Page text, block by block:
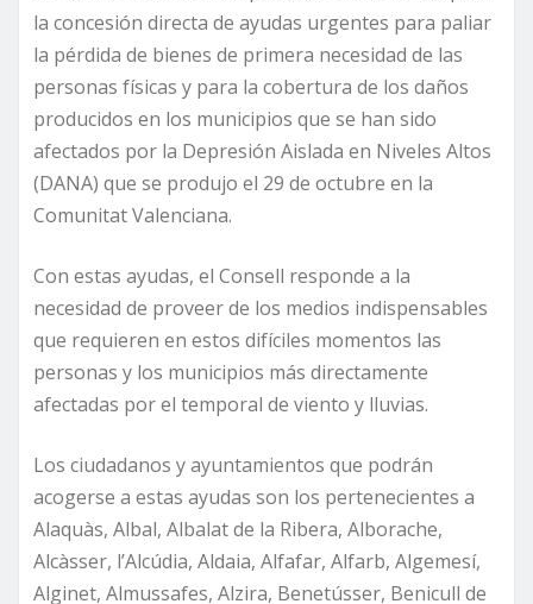
la concesión directa de ayudas urgentes para paliar
la pérdida de bienes de primera necesidad de las
personas físicas y para la cobertura de los daños
producidos en los municipios que se han sido
afectados por la Depresión Aislada en Niveles Altos
(DANA) que se produjo el 29 de octubre en la
Comunitat Valenciana.
Con estas ayudas, el Consell responde a la
necesidad de proveer de los medios indispensables
que requieren en estos difíciles momentos las
personas y los municipios más directamente
afectadas por el temporal de viento y lluvias.
Los ciudadanos y ayuntamientos que podrán
acogerse a estas ayudas son los pertenecientes a
Alaquàs, Albal, Albalat de la Ribera, Alborache,
Alcàsser, l’Alcúdia, Aldaia, Alfafar, Alfarb, Algemesí,
Alginet, Almussafes, Alzira, Benetússer, Benicull de